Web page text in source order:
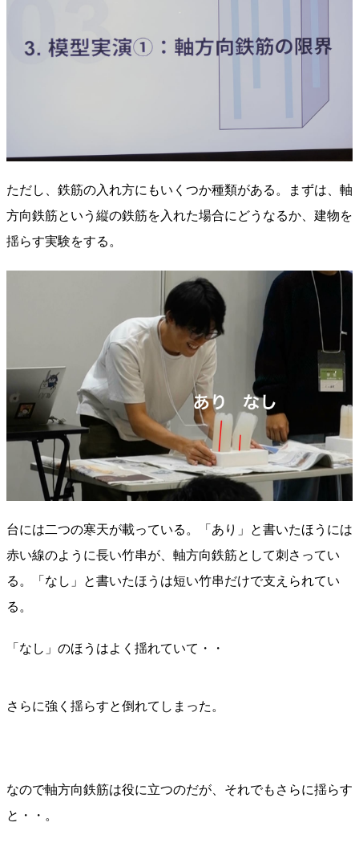
ただし、鉄筋の入れ方にもいくつか種類がある。まずは、軸
方向鉄筋という縦の鉄筋を入れた場合にどうなるか、建物を
揺らす実験をする。
台には二つの寒天が載っている。「あり」と書いたほうには
赤い線のように長い竹串が、軸方向鉄筋として刺さってい
る。「なし」と書いたほうは短い竹串だけで支えられてい
る。
「なし」のほうはよく揺れていて・・
さらに強く揺らすと倒れてしまった。
なので軸方向鉄筋は役に立つのだが、それでもさらに揺らす
と・・。